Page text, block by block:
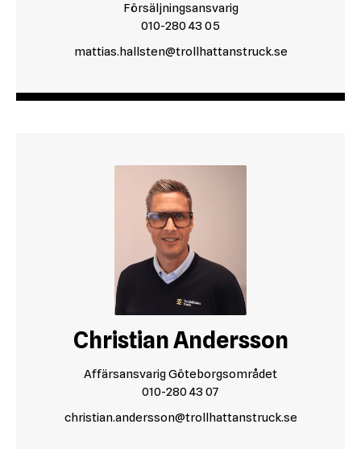
Försäljningsansvarig
010-280 43 05
mattias.hallsten@trollhattanstruck.se
Christian Andersson
Affärsansvarig Göteborgsområdet
010-280 43 07
christian.andersson@trollhattanstruck.se